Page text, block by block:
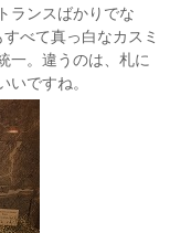
ランスばかりでな
べて真っ白なカスミ
一。違うのは、札に
ですね。